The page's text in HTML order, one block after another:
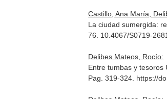
Castillo, Ana María,
La ciudad sumergida:
76. 10.4067/S0719-
Delibes Mateos, Rocío:
Entre tumbas y tesoros
Pag. 319-324. https://